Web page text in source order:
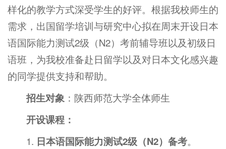
样化的教学方式深受学生的好评。根据我校师生的
需求，出国留学培训与研究中心拟在周末开设日本
语国际能力测试2级（N2）考前辅导班以及初级日
语班，为我校准备赴日留学以及对日本文化感兴趣
的同学提供支持和帮助。
招生对象 ：陕西师范大学全体师生
开设课程：
1. 日本语国际能力测试2级（N2）备考。